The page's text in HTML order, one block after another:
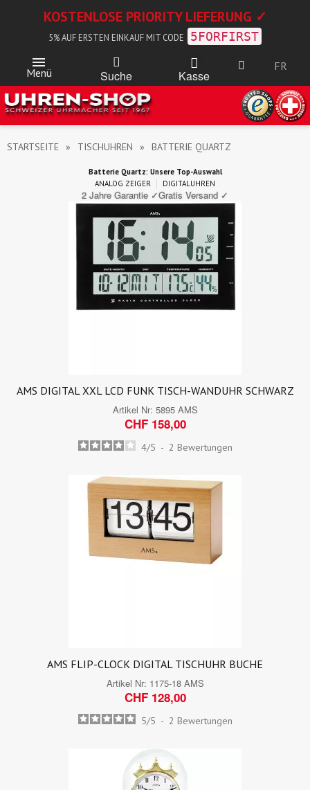
KOSTENLOSE PRIORITY LIEFERUNG ✓
5% AUF ERSTEN EINKAUF MIT CODE 5FORFIRST
Menü Suche Kasse
FR
STARTSEITE TISCHUHREN BATTERIE QUARTZ
Batterie Quartz: Unsere Top-Auswahl
ANALOG ZEIGER
DIGITALUHREN
2 Jahre Garantie ✓Gratis Versand ✓
AMS DIGITAL XXL LCD FUNK TISCH-WANDUHR SCHWARZ
Artikel Nr: 5895 AMS
CHF 158,00
4/5 - 2 Bewertungen
AMS FLIP-CLOCK DIGITAL TISCHUHR BUCHE
Artikel Nr: 1175-18 AMS
CHF 128,00
5/5 - 2 Bewertungen